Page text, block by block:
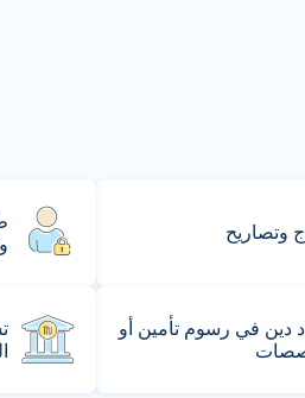
وتصاريح
دين في رسوم تأمين أو